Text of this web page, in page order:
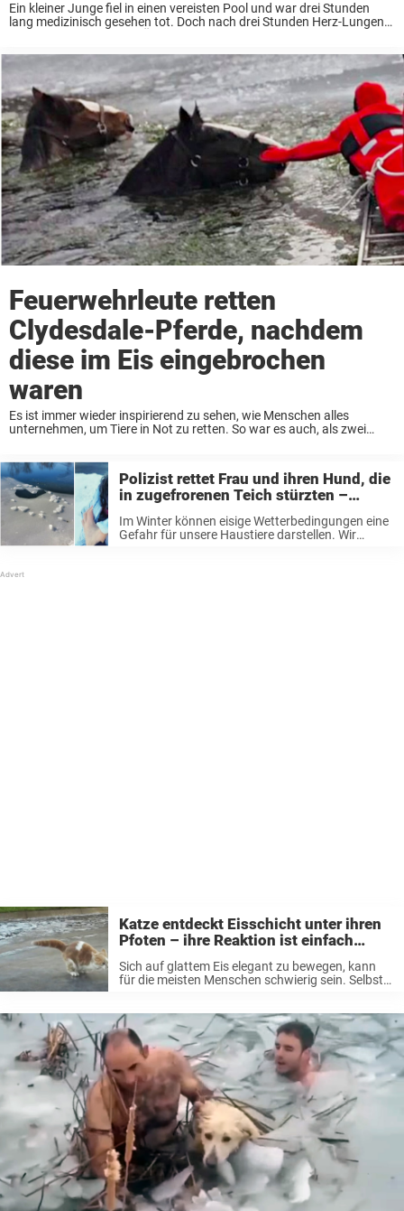
Ein kleiner Junge fiel in einen vereisten Pool und war drei Stunden
lang medizinisch gesehen tot. Doch nach drei Stunden Herz-Lungen-
(WHO) ...
Feuerwehrleute retten
Clydesdale-Pferde, nachdem
diese im Eis eingebrochen
waren
Es ist immer wieder inspirierend zu sehen, wie Menschen alles
unternehmen, um Tiere in Not zu retten. So war es auch, als zwei
Polizist rettet Frau und ihren Hund, die
in zugefrorenen Teich stürzten –
zweite Hunderettung in zwei Wochen
Im Winter können eisige Wetterbedingungen eine
Gefahr für unsere Haustiere darstellen. Wir
Katze entdeckt Eisschicht unter ihren
Pfoten – ihre Reaktion ist einfach
herzerwärmend
Sich auf glattem Eis elegant zu bewegen, kann
für die meisten Menschen schwierig sein. Selbst
man vorsichtig sein, um nicht ...